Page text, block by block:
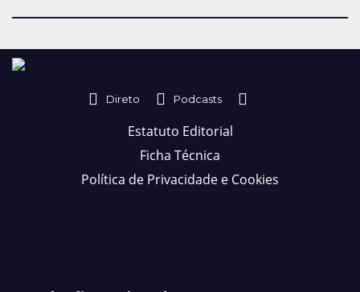
Direto Podcasts
Estatuto Editorial
Ficha Técnica
Política de Privacidade e Cookies